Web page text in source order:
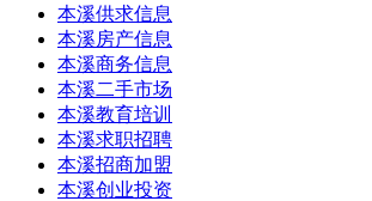
本溪供求信息
本溪房产信息
本溪商务信息
本溪二手市场
本溪教育培训
本溪求职招聘
本溪招商加盟
本溪创业投资